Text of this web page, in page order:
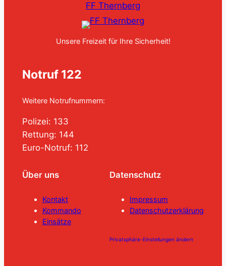
FF Thernberg
Unsere Freizeit für Ihre Sicherheit!
Notruf 122
Weitere Notrufnummern:
Polizei: 133
Rettung: 144
Euro-Notruf: 112
Über uns
Kontakt
Kommando
Einsätze
Datenschutz
Impressum
Datenschutzerklärung
Privatsphäre-Einstellungen ändern